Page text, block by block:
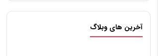
آخرین های وبلاگ